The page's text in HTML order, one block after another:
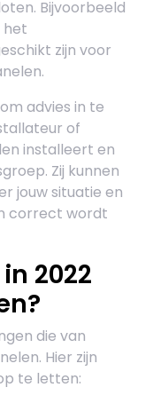
Bijvoorbeeld
het
zijn voor
advies in te
of
installeert en
Zij kunnen
jouw situatie en
correct wordt
2022
die van
Hier zijn
te letten: